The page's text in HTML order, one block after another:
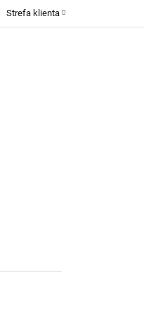
Strefa klienta